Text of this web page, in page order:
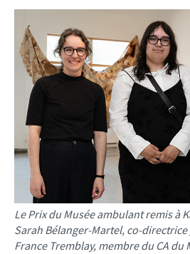
Le Prix du Musée ambulant remis à
Sarah Bélanger-Martel, co-
France Tremblay, membre du CA du